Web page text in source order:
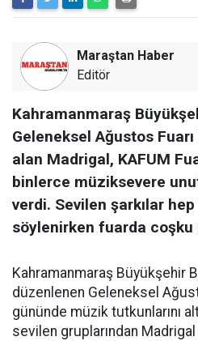
Maraştan Haber
Editör
Kahramanmaraş
Geleneksel Ağustos
alan Madrigal, KAFUM
binlerce müziksevere
verdi. Sevilen şarkılar
söylenirken fuarda coşku
Kahramanmaraş Büyükşehir
düzenlenen Geleneksel
gününde müzik tutkunlarını
sevilen gruplarından